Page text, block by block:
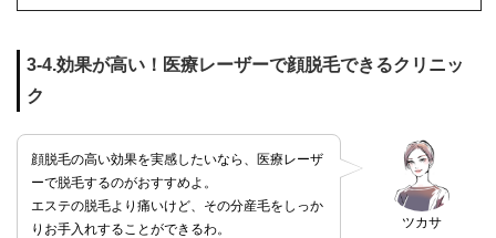
3-4.効果が高い！医療レーザーで顔脱毛できるクリニッ
ク
ツカサ
顔脱毛の高い効果を実感したいなら、医療レーザ
ーで脱毛するのがおすすめよ。
エステの脱毛より痛いけど、その分産毛をしっか
りお手入れすることができるわ。